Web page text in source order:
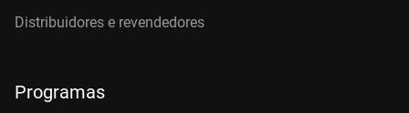
Distribuidores e revendedores
Programas